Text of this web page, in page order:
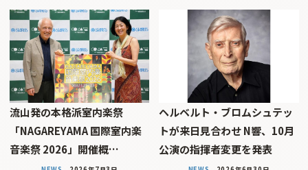
流山発の本格派室内楽祭
「NAGAREYAMA 国際室内楽
音楽祭 2026」開催概…
ヘルベルト・ブロムシュテッ
トが来日見合わせ N響、10月
公演の指揮者変更を発表